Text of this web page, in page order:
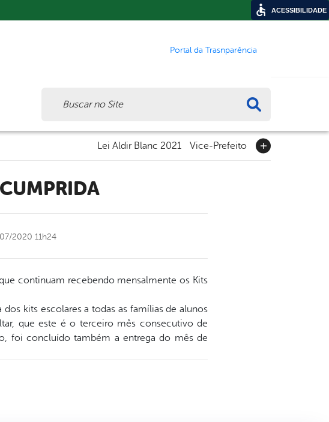
Portal da Trasnparência
Lei Aldir Blanc 2021 Vice-Prefeito
2020 11h24
continuam recebendo mensalmente os Kits
kits escolares a todas as famílias de alunos
que este é o terceiro mês consecutivo de
foi concluído também a entrega do mês de
ACESSIBILIDADE